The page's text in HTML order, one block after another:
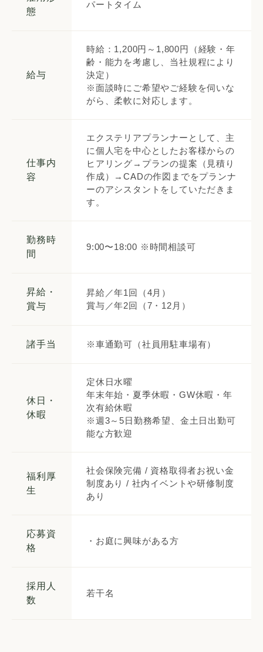
態
パートタイム
給与
時給：1,200円～1,800円（経験・年
齢・能力を考慮し、当社規程により
決定）
※面談時にご希望やご経験を伺いな
がら、柔軟に対応します。
仕事内
容
エクステリアプランナーとして、主
に個人宅を中心としたお客様からの
ヒアリング→プランの提案（見積り
作成）→CADの作図までをプランナ
ーのアシスタントをしていただきま
す。
勤務時
間
9:00〜18:00 ※時間相談可
昇給・
賞与
昇給／年1回（4月）
賞与／年2回（7・12月）
諸手当 ※車通勤可（社員用駐車場有）
休日・
休暇
定休日水曜
年末年始・夏季休暇・GW休暇・年
次有給休暇
※週3～5日勤務希望、金土日出勤可
能な方歓迎
福利厚
生
社会保険完備 / 資格取得者お祝い金
制度あり / 社内イベントや研修制度
あり
応募資
格
・お庭に興味がある方
採用人
数
若干名